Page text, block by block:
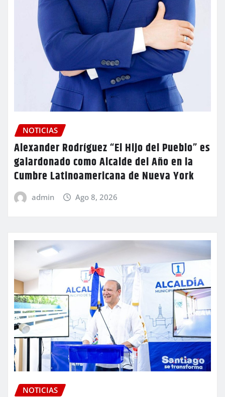
NOTICIAS
Alexander Rodríguez “El Hijo del Pueblo” es
galardonado como Alcalde del Año en la
Cumbre Latinoamericana de Nueva York
admin Ago 8, 2026
NOTICIAS